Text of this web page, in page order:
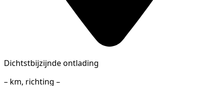
Dichtstbijzijnde ontlading
– km, richting –